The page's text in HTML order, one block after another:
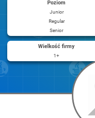
Poziom
Junior
Regular
Senior
Wielkość firmy
1+